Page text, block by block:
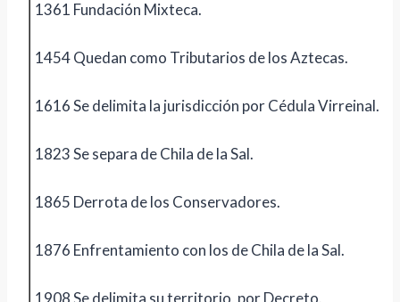
1361 Fundación Mixteca.
1454 Quedan como Tributarios de los Aztecas.
1616 Se delimita la jurisdicción por Cédula Virreinal.
1823 Se separa de Chila de la Sal.
1865 Derrota de los Conservadores.
1876 Enfrentamiento con los de Chila de la Sal.
1908 Se delimita su territorio, por Decreto.